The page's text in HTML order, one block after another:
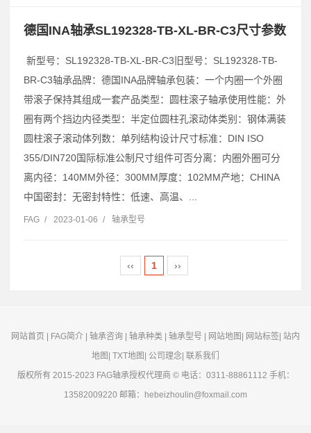
德国INA轴承SL192328-TB-XL-BR-C3尺寸参数
新型号：SL192328-TB-XL-BR-C3旧型号：SL192328-TB-
BR-C3轴承品牌：德国INA品牌轴承包装：一个内圈一个外圈
带滚子保持其组成一套产品类型：圆柱滚子轴承使用性能：外
圈有两个挡边内径类型：半定位圆柱孔滚动体类别：钢体满装
圆柱滚子滚动体列数：单列结构设计尺寸标准：DIN ISO
355/DIN720国际标准公制尺寸组件可否分离：内圈外圈可分
离内径：140MM外径：300MM厚度：102MM产地：CHINA
中国密封：无密封特性：低速、高温、...
FAG / 2023-01-06 / 轴承型号
‹‹ 1 ››
网站首页 FAG简介 轴承咨询 轴承种类 轴承型号 网站地图 网站标签 站内
地图 TXT地图 公司理念 联系我们
版权所有 2015-2023 FAG轴承授权代理商 © 电话：0311-88861112 手机：
13582009220 邮箱：hebeizhoulin@foxmail.com